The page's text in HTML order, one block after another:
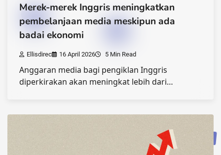
Merek-merek Inggris meningkatkan
pembelanjaan media meskipun ada
badai ekonomi
Ellisdirec 16 April 2026 5 Min Read
Anggaran media bagi pengiklan Inggris
diperkirakan akan meningkat lebih dari…